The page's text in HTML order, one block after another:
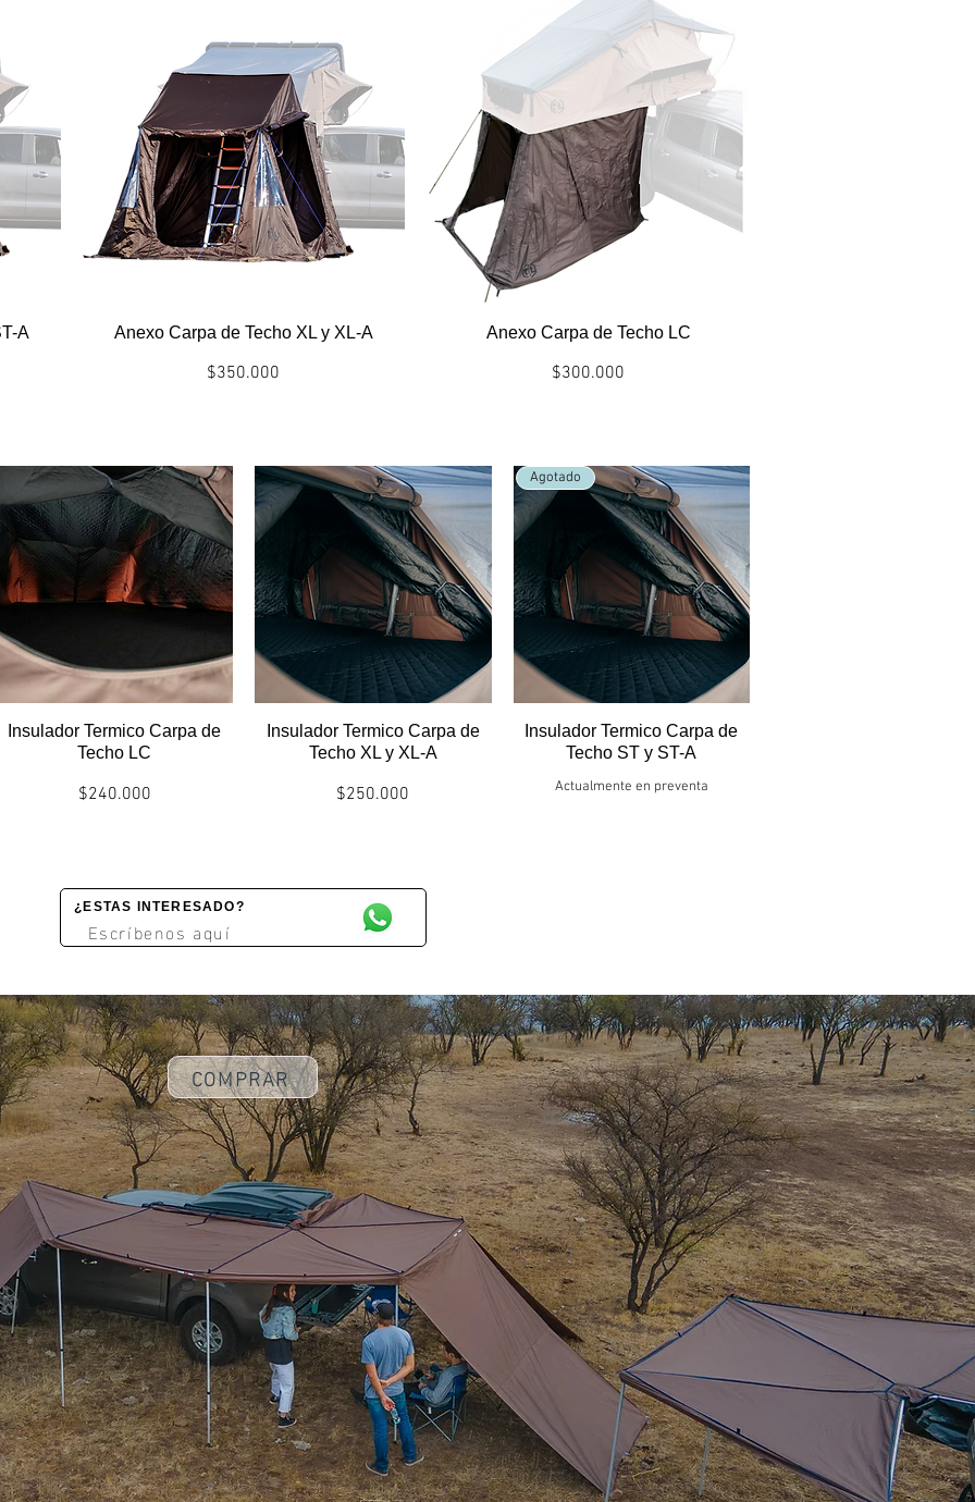
A Anexo Carpa de Techo XL y XL-A
Precio
$350.000
Anexo Carpa de Techo LC
Precio
$300.000
INSULADORES TERMICOS
Insulador Termico Carpa de
Techo LC
Precio
$240.000
Insulador Termico Carpa de
Techo XL y XL-A
Precio
$250.000
Agotado
Insulador Termico Carpa de
Techo ST y ST-A
Actualmente en preventa
¿ESTAS INTERESADO?
Escríbenos aquí
COMPRAR